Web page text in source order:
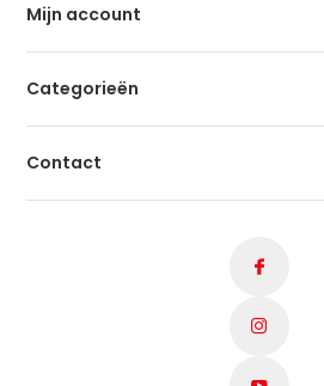
Mijn account
Categorieën
Contact